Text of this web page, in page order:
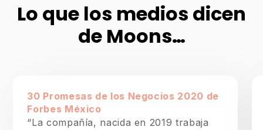
Lo que los medios dicen
de Moons…
30 Promesas de los Negocios 2020 de
Forbes México
“La compañía, nacida en 2019 trabaja